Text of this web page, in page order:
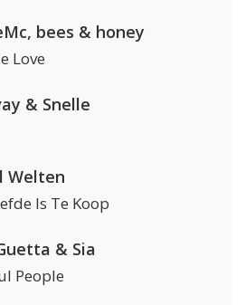
bees & honey
Love
& Snelle
Welten
Is Te Koop
& Sia
People